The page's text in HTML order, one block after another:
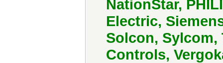
NationStar,
Electric,
Solcon, Sylcom,
Controls,